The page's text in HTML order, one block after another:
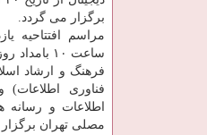
برگزار می گردد.
مراسم افتتاحیه
فرهنگ و ارشاد
فناوری
اطلاعات و رسانه
مصلی تهران